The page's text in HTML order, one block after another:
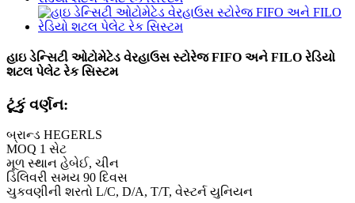
હાઇ ડેન્સિટી ઓટોમેટેડ વેરહાઉસ સ્ટોરેજ FIFO અને FILO રેડિયો
શટલ પેલેટ રેક સિસ્ટમ
ટૂંકું વર્ણન:
બ્રાન્ડ HEGERLS
MOQ 1 સેટ
મૂળ સ્થાન હેબેઈ, ચીન
ડિલિવરી સમય 90 દિવસ
ચુકવણીની શરતો L/C, D/A, T/T, વેસ્ટર્ન યુનિયન